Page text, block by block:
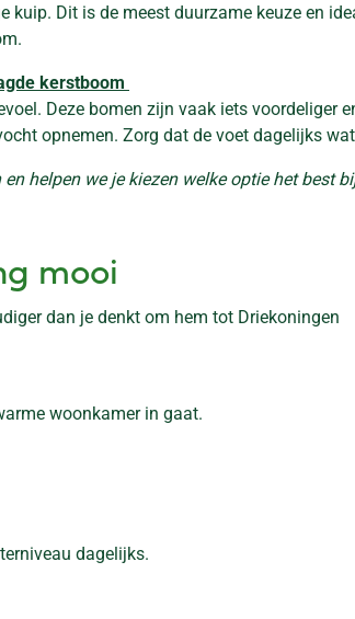
kuip. Dit is de meest duurzame keuze en
kerstboom
Deze bomen zijn vaak iets voordeliger
opnemen. Zorg dat de voet dagelijks
helpen we je kiezen welke optie het best
mooi
dan je denkt om hem tot Driekoningen
woonkamer in gaat.
dagelijks.